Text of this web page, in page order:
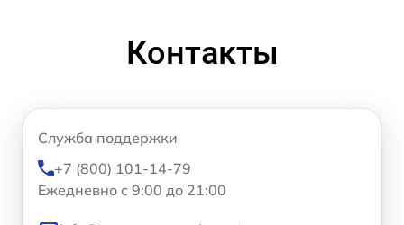
Контакты
Служба поддержки
+7 (800) 101-14-79
Ежедневно с 9:00 до 21:00